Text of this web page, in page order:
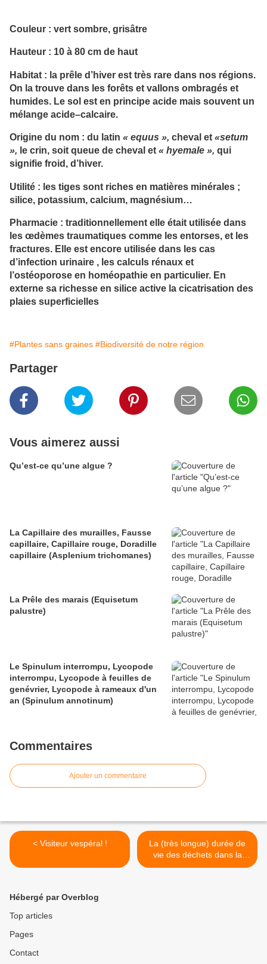
Couleur : vert sombre, grisâtre
Hauteur : 10 à 80 cm de haut
Habitat : la prêle d’hiver est très rare dans nos régions.
On la trouve dans les forêts et vallons ombragés et
humides. Le sol est en principe acide mais souvent un
mélange acide–calcaire.
Origine du nom : du latin « equus », cheval et «setum
», le crin, soit queue de cheval et « hyemale », qui
signifie froid, d’hiver.
Utilité : les tiges sont riches en matières minérales ;
silice, potassium, calcium, magnésium…
Pharmacie : traditionnellement elle était utilisée dans
les œdèmes traumatiques comme les entorses, et les
fractures. Elle est encore utilisée dans les cas
d’infection urinaire , les calculs rénaux et
l’ostéoporose en homéopathie en particulier. En
externe sa richesse en silice active la cicatrisation des
plaies superficielles
#Plantes sans graines #Biodiversité de notre région
Partager
Vous aimerez aussi
Qu’est-ce qu’une algue ?
La Capillaire des murailles, Fausse
capillaire, Capillaire rouge, Doradille
capillaire (Asplenium trichomanes)
La Prêle des marais (Equisetum
palustre)
Le Spinulum interrompu, Lycopode
interrompu, Lycopode à feuilles de
genévrier, Lycopode à rameaux d'un
an (Spinulum annotinum)
Commentaires
Ajouter un commentaire
< Visiteur vespéral !
La (très longue) durée de
vie des déchets dans la
nature >
Hébergé par Overblog
Top articles
Pages
Contact